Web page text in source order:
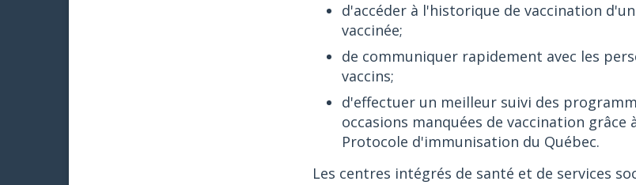
d'accéder à l'historique de vaccination
vaccinée;
de communiquer rapidement avec les
vaccins;
d'effectuer un meilleur suivi des
occasions manquées de vaccination
Protocole d'immunisation du Québec.
Les centres intégrés de santé et de services